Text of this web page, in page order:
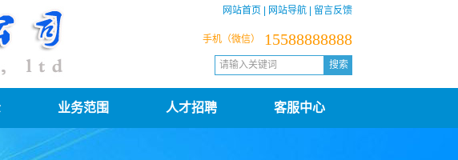
网站首页 网站导航 留言反馈
15588888888
手机（微信）
业务范围 人才招聘 客服中心